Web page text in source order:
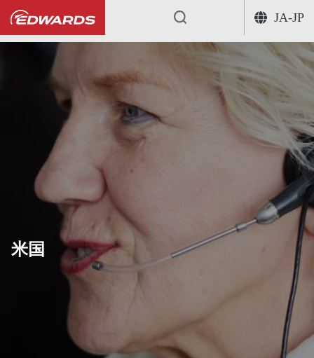
JA-JP
...
米国